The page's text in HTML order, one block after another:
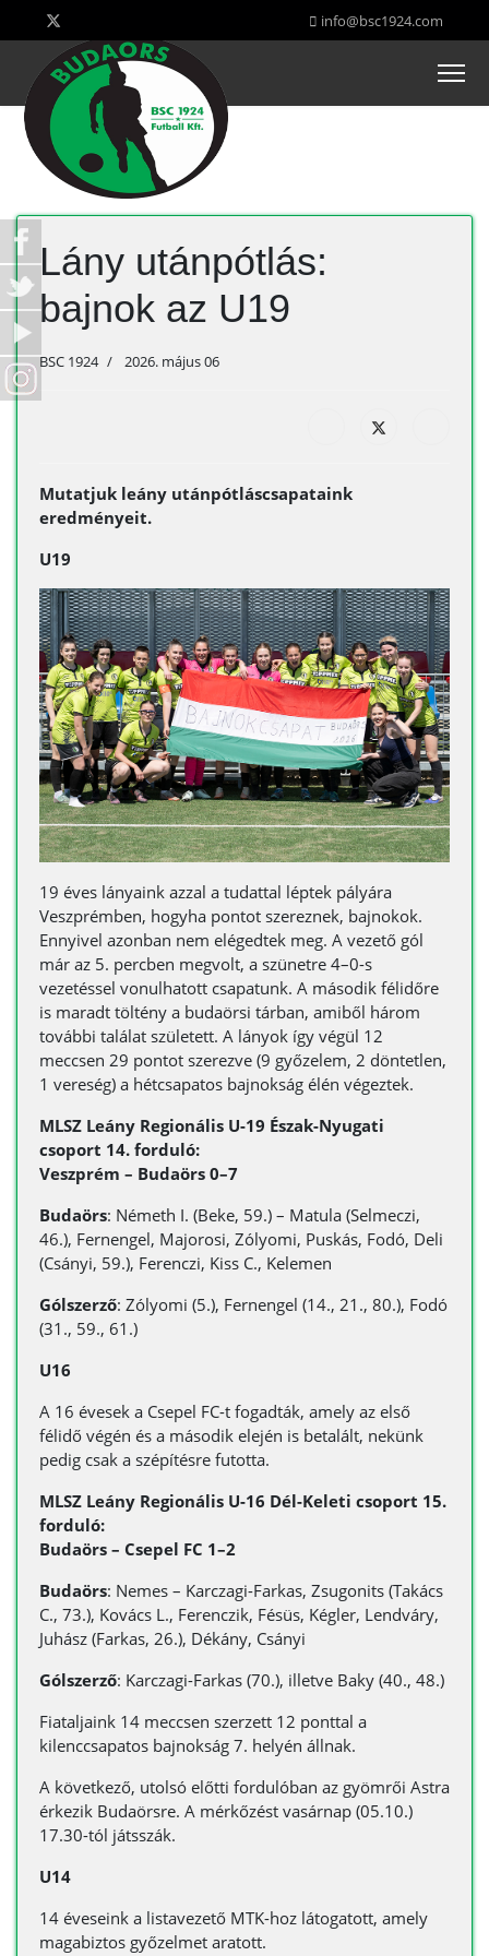
info@bsc1924.com
Lány utánpótlás:
bajnok az U19
BSC 1924 2026. május 06
Mutatjuk leány utánpótláscsapataink
eredményeit.
U19
19 éves lányaink azzal a tudattal léptek pályára
Veszprémben, hogyha pontot szereznek, bajnokok.
Ennyivel azonban nem elégedtek meg. A vezető gól
már az 5. percben megvolt, a szünetre 4–0-s
vezetéssel vonulhatott csapatunk. A második félidőre
is maradt töltény a budaörsi tárban, amiből három
további találat született. A lányok így végül 12
meccsen 29 pontot szerezve (9 győzelem, 2 döntetlen,
1 vereség) a hétcsapatos bajnokság élén végeztek.
MLSZ Leány Regionális U-19 Észak-Nyugati
csoport 14. forduló:
Veszprém – Budaörs 0–7
Budaörs: Németh I. (Beke, 59.) – Matula (Selmeczi,
46.), Fernengel, Majorosi, Zólyomi, Puskás, Fodó, Deli
(Csányi, 59.), Ferenczi, Kiss C., Kelemen
Gólszerző: Zólyomi (5.), Fernengel (14., 21., 80.), Fodó
(31., 59., 61.)
U16
A 16 évesek a Csepel FC-t fogadták, amely az első
félidő végén és a második elején is betalált, nekünk
pedig csak a szépítésre futotta.
MLSZ Leány Regionális U-16 Dél-Keleti csoport 15.
forduló:
Budaörs – Csepel FC 1–2
Budaörs: Nemes – Karczagi-Farkas, Zsugonits (Takács
C., 73.), Kovács L., Ferenczik, Fésüs, Kégler, Lendváry,
Juhász (Farkas, 26.), Dékány, Csányi
Gólszerző: Karczagi-Farkas (70.), illetve Baky (40., 48.)
Fiataljaink 14 meccsen szerzett 12 ponttal a
kilenccsapatos bajnokság 7. helyén állnak.
A következő, utolsó előtti fordulóban az gyömrői Astra
érkezik Budaörsre. A mérkőzést vasárnap (05.10.)
17.30-tól játsszák.
U14
14 éveseink a listavezető MTK-hoz látogatott, amely
magabiztos győzelmet aratott.